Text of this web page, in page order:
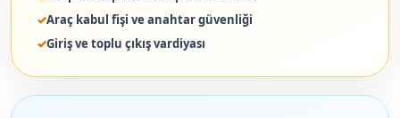
Araç kabul fişi ve anahtar güvenliği
Giriş ve toplu çıkış vardiyası